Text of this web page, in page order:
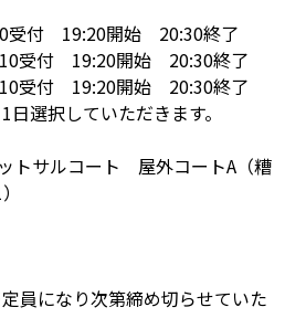
付 19:20開始 20:30終了
受付 19:20開始 20:30終了
受付 19:20開始 20:30終了
選択していただきます。
トサルコート 屋外コートA（糟
になり次第締め切らせていた